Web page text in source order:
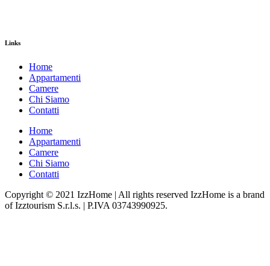
Links
Home
Appartamenti
Camere
Chi Siamo
Contatti
Home
Appartamenti
Camere
Chi Siamo
Contatti
Copyright © 2021 IzzHome | All rights reserved IzzHome is a brand
of Izztourism S.r.l.s. | P.IVA 03743990925.